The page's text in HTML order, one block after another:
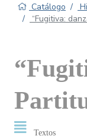
Catálogo
“Fugitiva:
Textos